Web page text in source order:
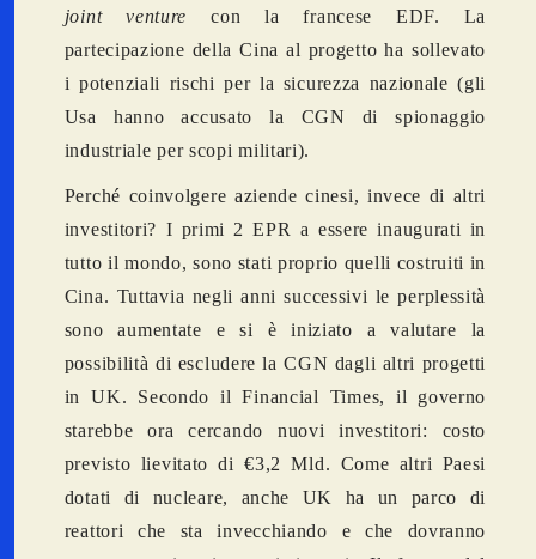
joint venture con la francese EDF. La
partecipazione della Cina al progetto ha sollevato
i potenziali rischi per la sicurezza nazionale (gli
Usa hanno accusato la CGN di spionaggio
industriale per scopi militari).
Perché coinvolgere aziende cinesi, invece di altri
investitori? I primi 2 EPR a essere inaugurati in
tutto il mondo, sono stati proprio quelli costruiti in
Cina. Tuttavia negli anni successivi le perplessità
sono aumentate e si è iniziato a valutare la
possibilità di escludere la CGN dagli altri progetti
in UK. Secondo il Financial Times, il governo
starebbe ora cercando nuovi investitori: costo
previsto lievitato di €3,2 Mld. Come altri Paesi
dotati di nucleare, anche UK ha un parco di
reattori che sta invecchiando e che dovranno